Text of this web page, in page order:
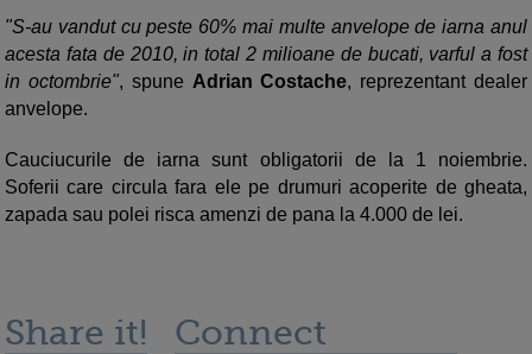
"S-au vandut cu peste 60% mai multe anvelope de iarna anul
acesta fata de 2010, in total 2 milioane de bucati, varful a fost
in octombrie", spune Adrian Costache, reprezentant dealer
anvelope.
Cauciucurile de iarna sunt obligatorii de la 1 noiembrie.
Soferii care circula fara ele pe drumuri acoperite de gheata,
zapada sau polei risca amenzi de pana la 4.000 de lei.
Share it! Connect